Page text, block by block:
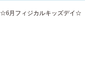
☆6月フィジカルキッズデイ☆